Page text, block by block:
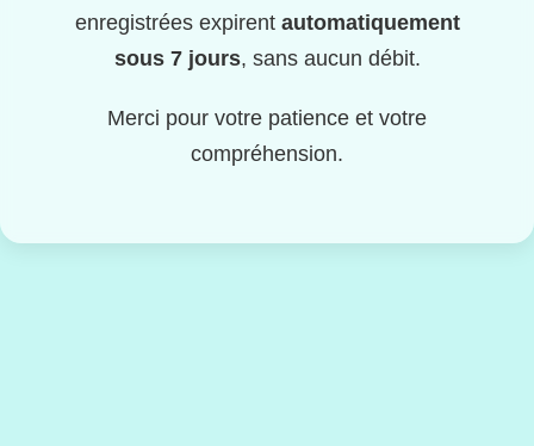
enregistrées expirent automatiquement
sous 7 jours, sans aucun débit.
Merci pour votre patience et votre
compréhension.